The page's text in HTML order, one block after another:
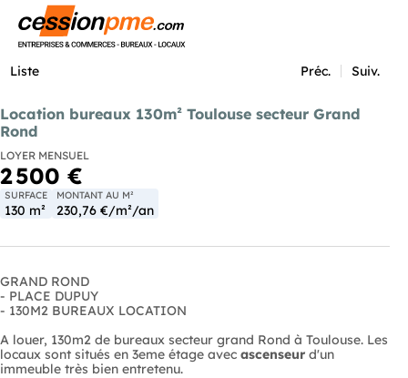
Liste Préc. Suiv.
Location bureaux 130m² Toulouse secteur Grand
Rond
LOYER MENSUEL
2 500 €
SURFACE
130 m²
MONTANT AU M²
230,76 €/m²/an
GRAND ROND
- PLACE DUPUY
- 130M2 BUREAUX LOCATION
A louer, 130m2 de bureaux secteur grand Rond à Toulouse. Les
locaux sont situés en 3eme étage avec ascenseur d'un
immeuble très bien entretenu.